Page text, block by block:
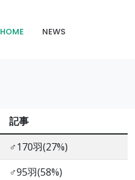
HOME NEWS
記事
♂170羽(27%)
♂95羽(58%)